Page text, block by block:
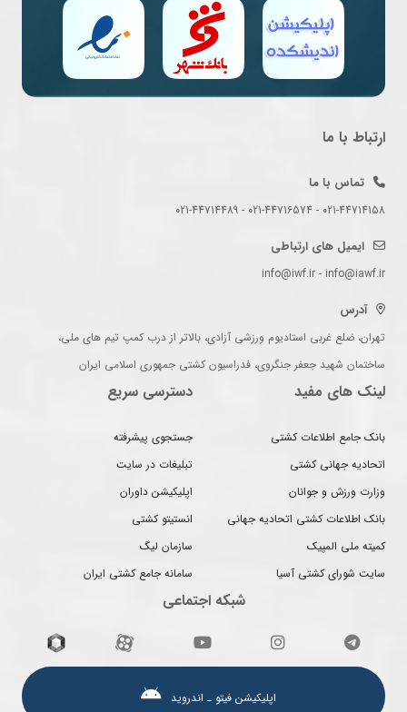
ارتباط با ما
تماس با ما
021-44714158 - 021-44716574 - 021-44714489
ایمیل های ارتباطی
info@iwf.ir - info@iawf.ir
آدرس
تهران، ضلع غربی استادیوم ورزشی آزادی، بالاتر از درب کمپ تیم های ملی،
ساختمان شهید جعفر جنگروی، فدراسیون کشتی جمهوری اسلامی ایران
لینک های مفید
بانک جامع اطلاعات کشتی
اتحادیه جهانی کشتی
وزارت ورزش و جوانان
بانک اطلاعات کشتی اتحادیه جهانی
کمیته ملی المپیک
سایت شورای کشتی آسیا
دسترسی سریع
جستجوی پیشرفته
تبلیغات در سایت
اپلیکیشن داوران
انستیتو کشتی
سازمان لیگ
سامانه جامع کشتی ایران
شبکه اجتماعی
اپلیکیشن فیتو ـ اندروید